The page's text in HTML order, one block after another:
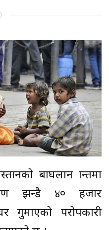
बाघलान प्रान्तमा
झन्डै ४० हजार
गुमाएको परोपकारी